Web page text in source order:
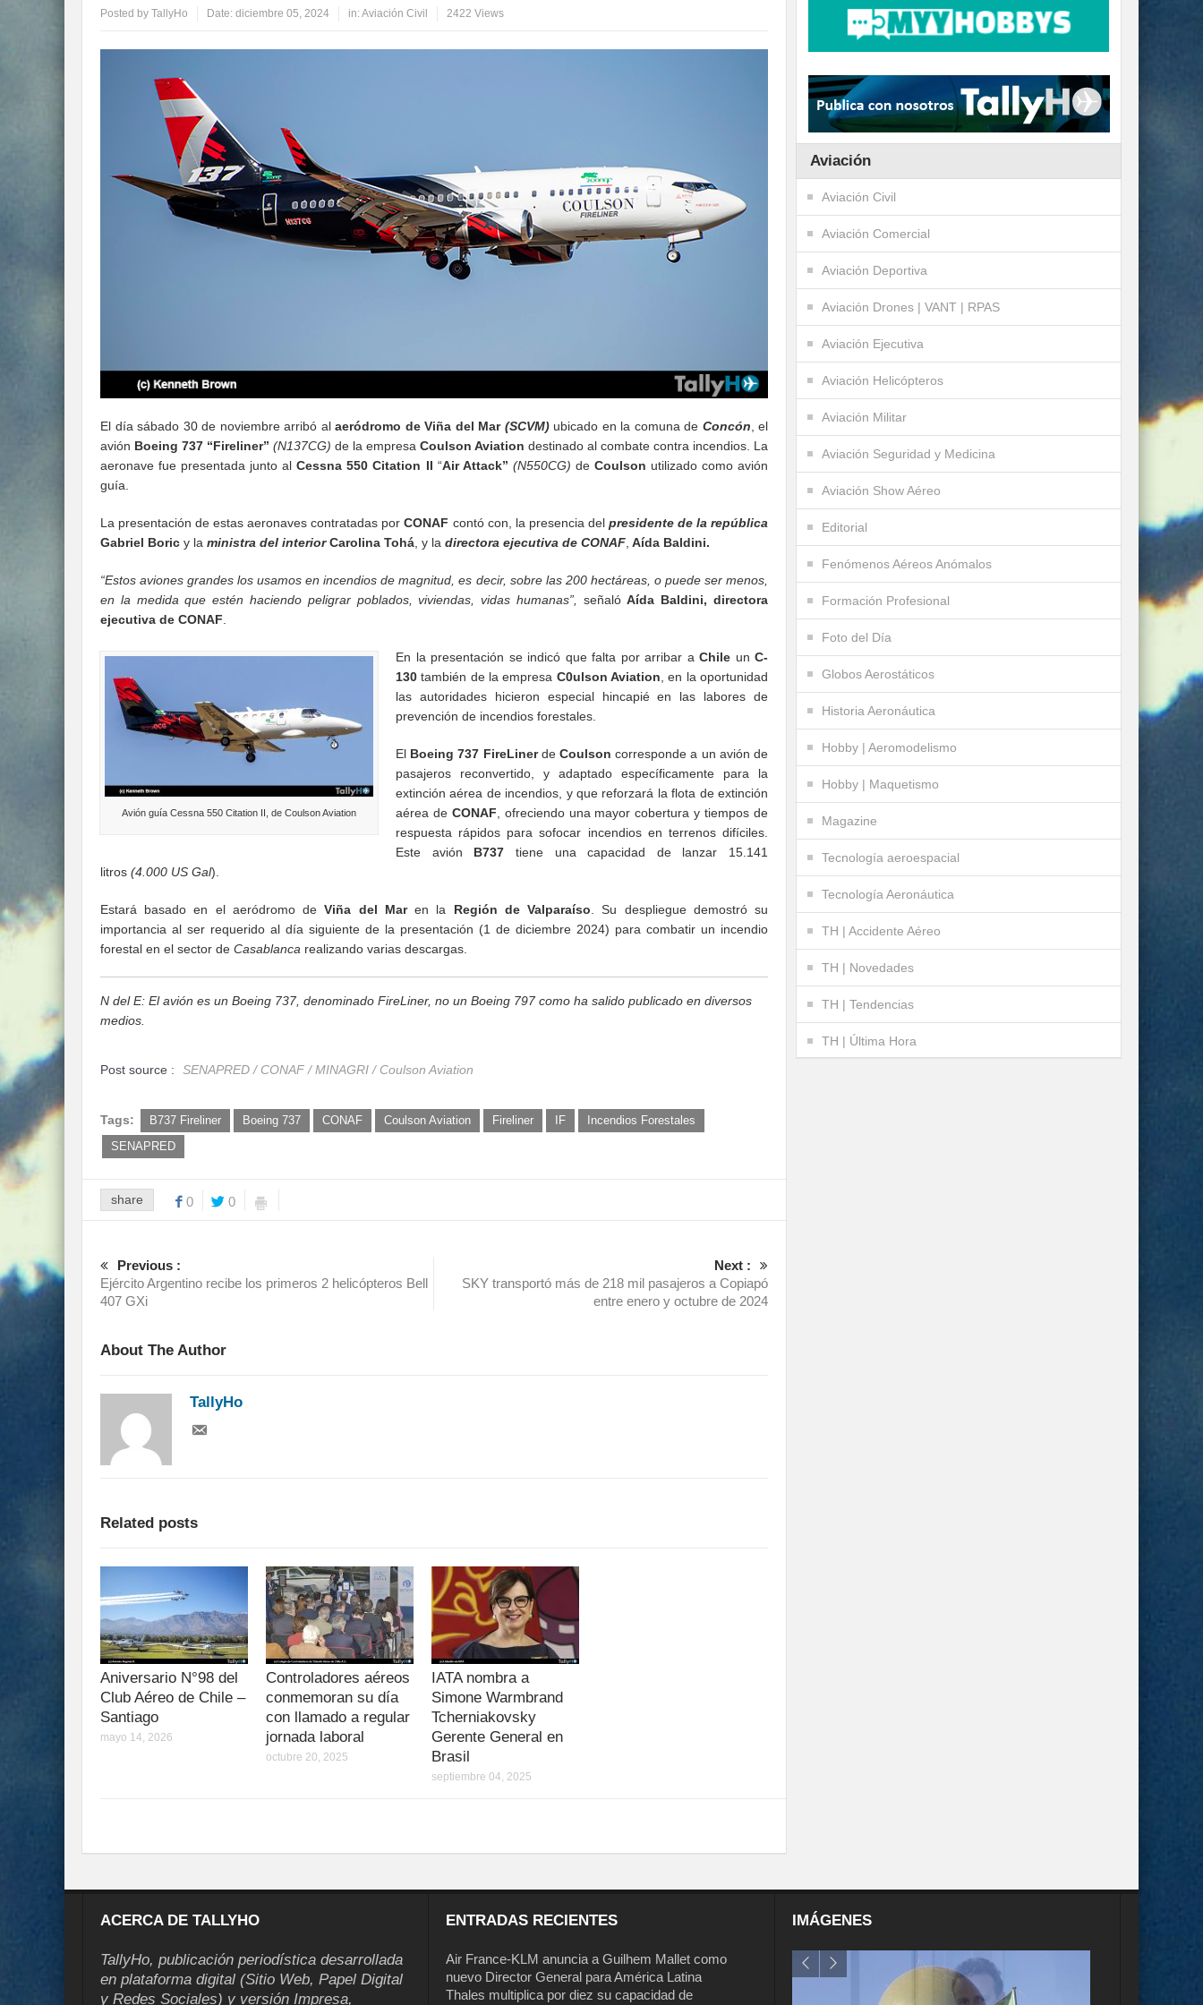
Posted by TallyHo Date: diciembre 05, 2024 in:Aviación Civil 2422 Views
El día sábado 30 de noviembre arribó al aeródromo de Viña del Mar (SCVM)ubicado en la comuna de Concón , el
avión Boeing 737 “Fireliner” (N137CG) de la empresa Coulson Aviation destinado al combate contra incendios. La
aeronave fue presentada junto al Cessna 550 Citation II “Air Attack” (N550CG) de Coulson utilizado como avión
guía.
La presentación de estas aeronaves contratadas porCONAF contó con, la presencia delpresidente de la república
Gabriel Boric y la ministra del interiorCarolina Tohá , y la directora ejecutiva de CONAF Aída Baldini.
“Estos aviones grandes los usamos en incendios de magnitud, es decir, sobre las 200 hectáreas, o puede ser menos,
en la medida que estén haciendo peligrar poblados, viviendas, vidas humanas”,
señalóAída Baldini, directora
ejecutiva de CONAF
Avión guía Cessna 550 Citation II, de Coulson Aviation
En la presentación se indicó que falta por arribar a Chile un C-
130 también de la empresa C0ulson Aviation , en la oportunidad
las autoridades hicieron especial hincapié en las labores de
prevención de incendios forestales.
El Boeing 737 FireLinerdeCoulson corresponde a un avión de
pasajeros reconvertido, y adaptado específicamente para la
extinción aérea de incendios, y que reforzará la flota de extinción
aérea de CONAF , ofreciendo una mayor cobertura y tiempos de
respuesta rápidos para sofocar incendios en terrenos difíciles.
Este avión B737 tiene una capacidad de lanzar 15.141
litros (4.000 US Gal).
Estará basado en el aeródromo deViña del Maren la Región de Valparaíso . Su despliegue demostró su
importancia al ser requerido al día siguiente de la presentación (1 de diciembre 2024) para combatir un incendio
forestal en el sector de Casablanca realizando varias descargas.
N del E: El avión es un Boeing 737, denominado FireLiner, no un Boeing 797 como ha salido publicado en diversos
medios.
Post source : SENAPRED / CONAF / MINAGRI / Coulson Aviation
Tags: B737 Fireliner Boeing 737 CONAF Coulson Aviation Fireliner IF
Incendios Forestales
SENAPRED
share 0 0
Previous :
Ejército Argentino recibe los primeros 2 helicópteros Bell
407 GXi
Next :
SKY transportó más de 218 mil pasajeros a Copiapó
entre enero y octubre de 2024
About The Author
TallyHo
Related posts
Aniversario N°98 del
Club Aéreo de Chile –
Santiago
mayo 14, 2026
Controladores aéreos
conmemoran su día
con llamado a regular
jornada laboral
octubre 20, 2025
IATA nombra a
Simone Warmbrand
Tcherniakovsky
Gerente General en
Brasil
septiembre 04, 2025
Aviación
Aviación Civil
Aviación Comercial
Aviación Deportiva
Aviación Drones | VANT | RPAS
Aviación Ejecutiva
Aviación Helicópteros
Aviación Militar
Aviación Seguridad y Medicina
Aviación Show Aéreo
Editorial
Fenómenos Aéreos Anómalos
Formación Profesional
Foto del Día
Globos Aerostáticos
Historia Aeronáutica
Hobby | Aeromodelismo
Hobby | Maquetismo
Magazine
Tecnología aeroespacial
Tecnología Aeronáutica
TH | Accidente Aéreo
TH | Novedades
TH | Tendencias
TH | Última Hora
ACERCA DE TALLYHO
TallyHo, publicación periodística desarrollada
en plataforma digital (Sitio Web, Papel Digital
y Redes Sociales) y versión Impresa,
ENTRADAS RECIENTES
Air France-KLM anuncia a Guilhem Mallet como
nuevo Director General para América Latina
Thales multiplica por diez su capacidad de
IMÁGENES